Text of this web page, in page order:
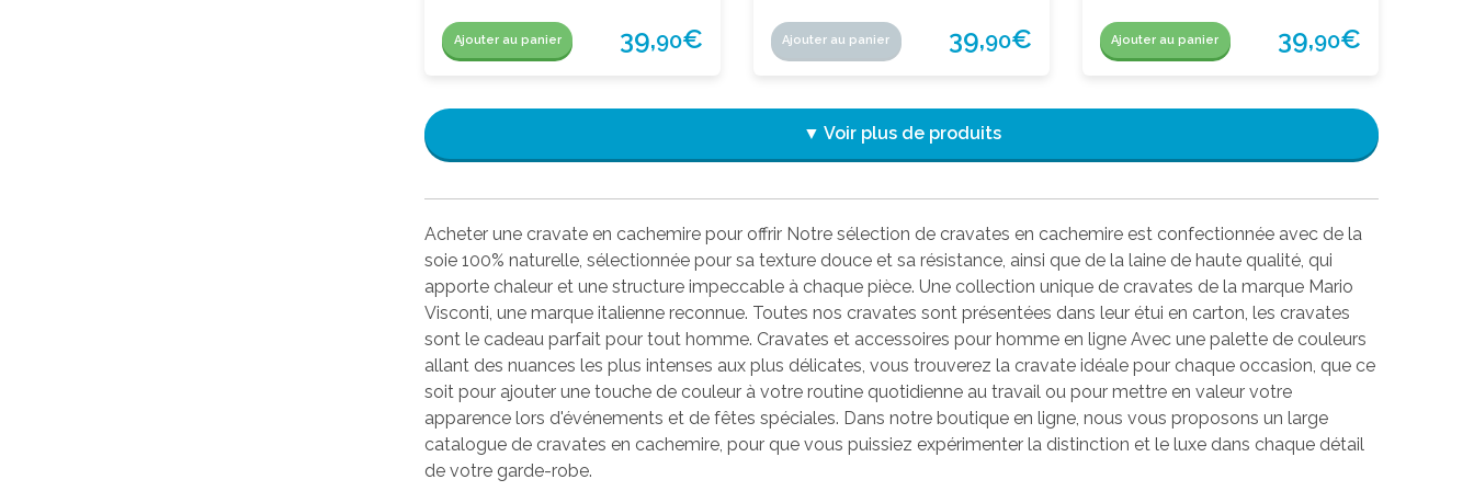
Ajouter au panier 39,90€ Ajouter au panier 39,90€ Ajouter au panier 39,90€
▼ Voir plus de produits
Acheter une cravate en cachemire pour offrir Notre sélection de cravates en cachemire est confectionnée avec de la
soie 100% naturelle, sélectionnée pour sa texture douce et sa résistance, ainsi que de la laine de haute qualité, qui
apporte chaleur et une structure impeccable à chaque pièce. Une collection unique de cravates de la marque Mario
Visconti, une marque italienne reconnue. Toutes nos cravates sont présentées dans leur étui en carton, les cravates
sont le cadeau parfait pour tout homme. Cravates et accessoires pour homme en ligne Avec une palette de couleurs
allant des nuances les plus intenses aux plus délicates, vous trouverez la cravate idéale pour chaque occasion, que ce
soit pour ajouter une touche de couleur à votre routine quotidienne au travail ou pour mettre en valeur votre
apparence lors d'événements et de fêtes spéciales. Dans notre boutique en ligne, nous vous proposons un large
catalogue de cravates en cachemire, pour que vous puissiez expérimenter la distinction et le luxe dans chaque détail
de votre garde-robe.